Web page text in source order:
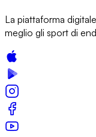
La piattaforma
meglio gli sport di